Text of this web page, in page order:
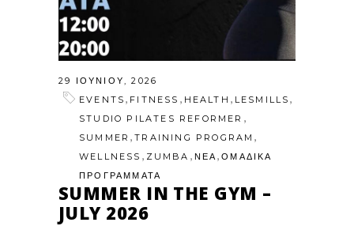
29 ΙΟΥΝΊΟΥ, 2026
EVENTS , FITNESS , HEALTH , LESMILLS ,
STUDIO PILATES REFORMER ,
SUMMER ,TRAINING PROGRAM ,
WELLNESS , ZUMBA , ΝΕΑ,ΟΜΑΔΙΚΑ
ΠΡΟΓΡΑΜΜΑΤΑ
SUMMER IN THE GYM –
JULY 2026